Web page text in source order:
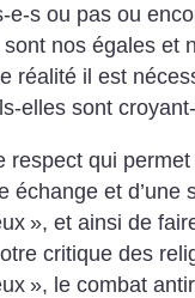
e-s ou pas ou
nos égales et
réalité il est
elles sont
respect qui
échange et d’une
», et ainsi de
critique des
», le combat